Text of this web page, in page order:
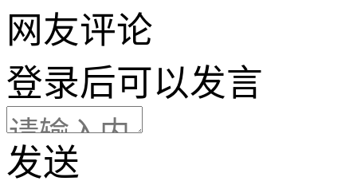
网友评论
登录后可以发言
发送